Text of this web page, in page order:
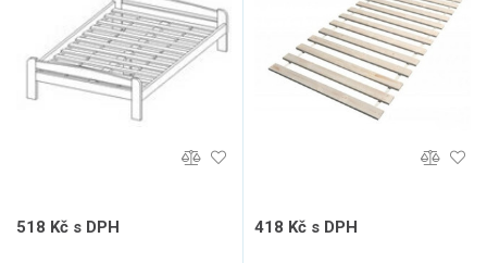
518 Kč s DPH 418 Kč s DPH